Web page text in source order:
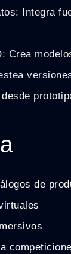
Integra
Crea
de